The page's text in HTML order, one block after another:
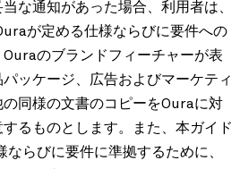
な通知があった場合、利用者は、
が定める仕様ならびに要件への
のブランドフィーチャーが表
ッケージ、広告およびマーケティ
同様の文書のコピーをOuraに対
るものとします。また、本ガイド
らびに要件に準拠するために、